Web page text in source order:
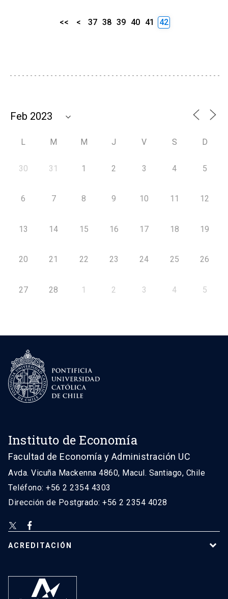
<< < 37 38 39 40 41 42
L M M J V S D
30 31 1 2 3 4 5
6 7 8 9 10 11 12
13 14 15 16 17 18 19
20 21 22 23 24 25 26
27 28 1 2 3 4 5
Instituto de Economía
Facultad de Economía y Administración UC
Avda. Vicuña Mackenna 4860, Macul. Santiago, Chile
Teléfono: +56 2 2354 4303
Dirección de Postgrado: +56 2 2354 4028
ACREDITACIÓN